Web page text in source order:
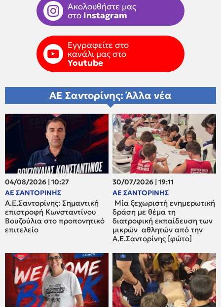
Ακολουθήστε μας
στο Instagram
Εγγραφείτε στο
κανάλι μας στο
Youtube
ΑΕ Σαντορίνης: Άλλα νέα
04/08/2026 | 10:27
ΑΕ ΣΑΝΤΟΡΙΝΗΣ
Α.Ε.Σαντορίνης: Σημαντική
επιστροφή Κωνσταντίνου
Βουζούλια στο προπονητικό
επιτελείο
30/07/2026 | 19:11
ΑΕ ΣΑΝΤΟΡΙΝΗΣ
Μία ξεχωριστή ενημερωτική
δράση με θέμα τη
διατροφική εκπαίδευση των
μικρών αθλητών από την
Α.Ε.Σαντορίνης [φώτο]